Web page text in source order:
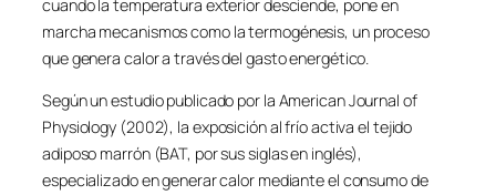
cuando la temperatura exterior desciende, pone en
marcha mecanismos como la termogénesis, un proceso
que genera calor a través del gasto energético.
Según un estudio publicado por la American Journal of
Physiology (2002), la exposición al frío activa el tejido
adiposo marrón (BAT, por sus siglas en inglés),
especializado en generar calor mediante el consumo de